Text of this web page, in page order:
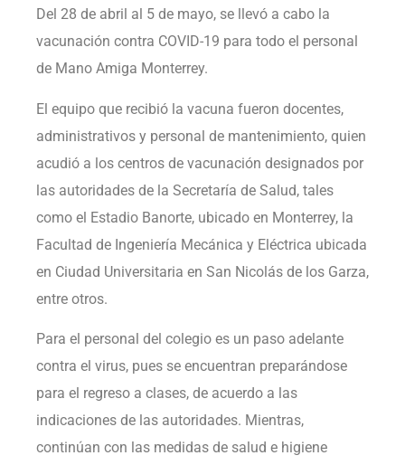
Del 28 de abril al 5 de mayo, se llevó a cabo la
vacunación contra COVID-19 para todo el personal
de Mano Amiga Monterrey.
El equipo que recibió la vacuna fueron docentes,
administrativos y personal de mantenimiento, quien
acudió a los centros de vacunación designados por
las autoridades de la Secretaría de Salud, tales
como el Estadio Banorte, ubicado en Monterrey, la
Facultad de Ingeniería Mecánica y Eléctrica ubicada
en Ciudad Universitaria en San Nicolás de los Garza,
entre otros.
Para el personal del colegio es un paso adelante
contra el virus, pues se encuentran preparándose
para el regreso a clases, de acuerdo a las
indicaciones de las autoridades. Mientras,
continúan con las medidas de salud e higiene